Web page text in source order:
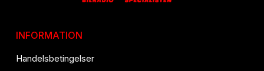
INFORMATION
Handelsbetingelser